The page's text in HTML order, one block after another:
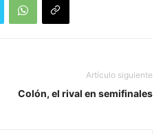
Artículo siguiente
Colón, el rival en semifinales